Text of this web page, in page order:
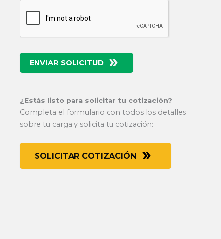
ENVIAR SOLICITUD
¿Estás listo para solicitar tu cotización?
Completa el formulario con todos los detalles
sobre tu carga y solicita tu cotización:
SOLICITAR COTIZACIÓN